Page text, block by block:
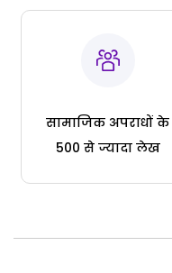
सामाजिक अपराधों के
500 से ज्यादा लेख